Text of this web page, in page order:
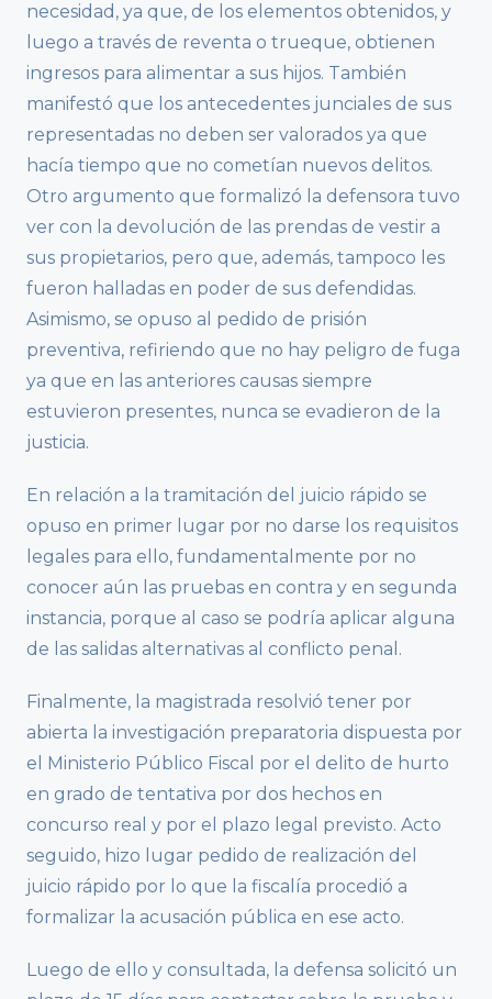
necesidad, ya que, de los elementos obtenidos, y
luego a través de reventa o trueque, obtienen
ingresos para alimentar a sus hijos. También
manifestó que los antecedentes junciales de sus
representadas no deben ser valorados ya que
hacía tiempo que no cometían nuevos delitos.
Otro argumento que formalizó la defensora tuvo
ver con la devolución de las prendas de vestir a
sus propietarios, pero que, además, tampoco les
fueron halladas en poder de sus defendidas.
Asimismo, se opuso al pedido de prisión
preventiva, refiriendo que no hay peligro de fuga
ya que en las anteriores causas siempre
estuvieron presentes, nunca se evadieron de la
justicia.
En relación a la tramitación del juicio rápido se
opuso en primer lugar por no darse los requisitos
legales para ello, fundamentalmente por no
conocer aún las pruebas en contra y en segunda
instancia, porque al caso se podría aplicar alguna
de las salidas alternativas al conflicto penal.
Finalmente, la magistrada resolvió tener por
abierta la investigación preparatoria dispuesta por
el Ministerio Público Fiscal por el delito de hurto
en grado de tentativa por dos hechos en
concurso real y por el plazo legal previsto. Acto
seguido, hizo lugar pedido de realización del
juicio rápido por lo que la fiscalía procedió a
formalizar la acusación pública en ese acto.
Luego de ello y consultada, la defensa solicitó un